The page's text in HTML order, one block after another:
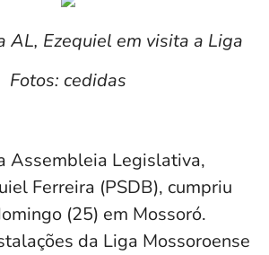
AL, Ezequiel em visita a Liga
Fotos: cedidas
Assembleia Legislativa,
Ferreira (PSDB), cumpriu
(25) em Mossoró.
da Liga Mossoroense